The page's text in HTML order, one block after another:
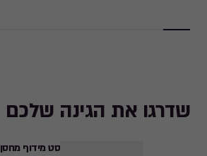
שדרגו את הגינה שלכם
סט מידוף מחסן 100 - שחור